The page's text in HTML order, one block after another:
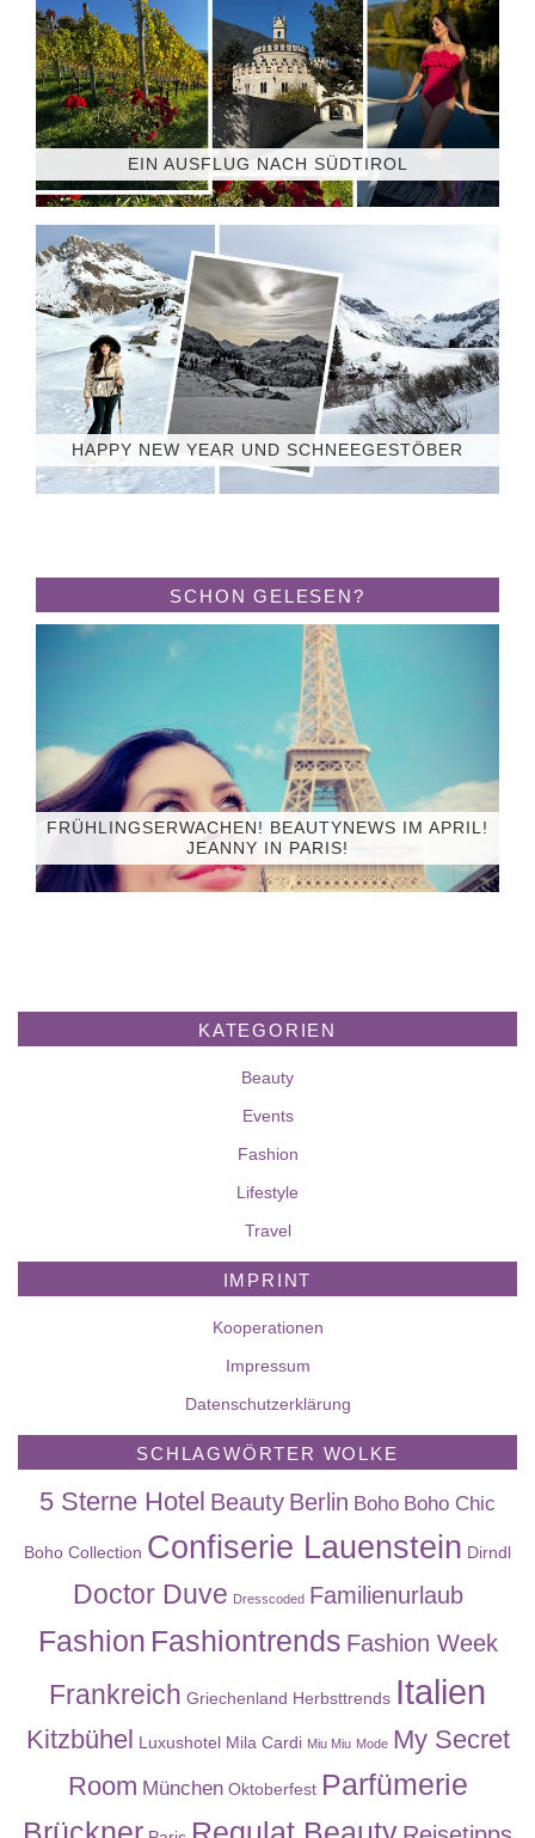
EIN AUSFLUG NACH SÜDTIROL
HAPPY NEW YEAR UND SCHNEEGESTÖBER
SCHON GELESEN?
FRÜHLINGSERWACHEN! BEAUTYNEWS IM APRIL!
JEANNY IN PARIS!
KATEGORIEN
Beauty
Events
Fashion
Lifestyle
Travel
IMPRINT
Kooperationen
Impressum
Datenschutzerklärung
SCHLAGWÖRTER WOLKE
5 Sterne Hotel Beauty Berlin Boho Boho Chic
Boho Collection Confiserie Lauenstein Dirndl
Doctor Duve Dresscoded Familienurlaub
Fashion Fashiontrends Fashion Week
Frankreich Griechenland Herbsttrends Italien
Kitzbühel Luxushotel Mila Cardi Miu Miu Mode My Secret
Room München Oktoberfest Parfümerie